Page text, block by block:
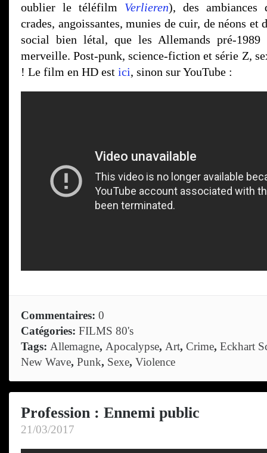
oublier le téléfilm Verlieren), des ambiances
crades, angoissantes, munies de cuir, de néons et
social bien létal, que les Allemands pré-1989
merveille. Post-punk, science-fiction et série Z,
! Le film en HD est ici, sinon sur YouTube :
Commentaires: 0
Catégories: FILMS 80's
Tags: Allemagne, Apocalypse, Art, Crime, Eckhart
New Wave, Punk, Sexe, Violence
Profession : Ennemi public
21/03/2017